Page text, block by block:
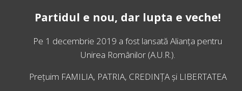
Partidul e nou, dar lupta e veche!
Pe 1 decembrie 2019 a fost lansatăAlianța pentru
Unirea Românilor(A.U.R.).
Prețuim FAMILIA, PATRIA, CREDINȚA și LIBERTATEA